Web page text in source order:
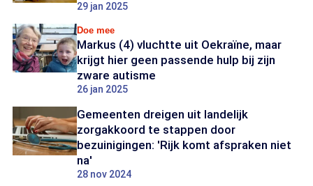
29 jan 2025
Doe mee
Markus (4) vluchtte uit Oekraïne, maar
krijgt hier geen passende hulp bij zijn
zware autisme
26 jan 2025
Gemeenten dreigen uit landelijk
zorgakkoord te stappen door
bezuinigingen: 'Rijk komt afspraken niet
na'
28 nov 2024